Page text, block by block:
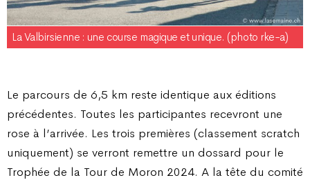
La Valbirsienne : une course magique et unique. (photo rke-a)
Le parcours de 6,5 km reste identique aux éditions
précédentes. Toutes les participantes recevront une
rose à l’arrivée. Les trois premières (classement scratch
uniquement) se verront remettre un dossard pour le
Trophée de la Tour de Moron 2024. A la tête du comité